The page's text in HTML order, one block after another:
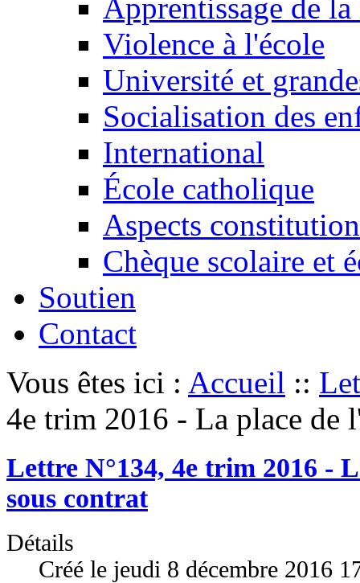
Apprentissage de
Violence à l'école
Université et
Socialisation des
International
École catholique
Aspects
Chèque scolaire et
Soutien
Contact
Vous êtes ici : Accueil ::
4e trim 2016 - La place de
Lettre N°134, 4e trim 2016 -
sous contrat
Détails
Créé le jeudi 8 décembre 2016